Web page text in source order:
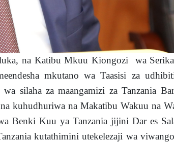
na Katibu Mkuu Kiongozi wa
mkutano wa Taasisi za
silaha za maangamizi za Tanzania
kuhudhuriwa na Makatibu Wakuu na
Benki Kuu ya Tanzania jijini Dar es
kutathimini utekelezaji wa